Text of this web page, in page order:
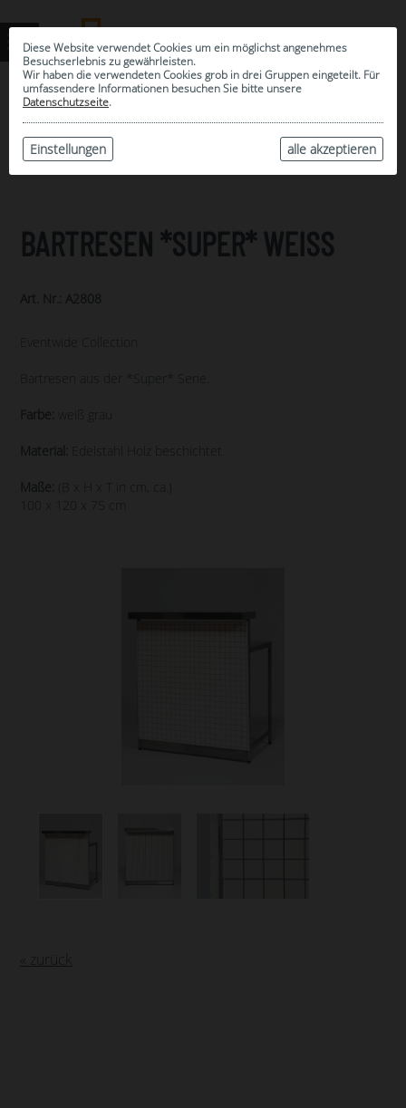
Diese Website verwendet Cookies um ein möglichst angenehmes
Besuchserlebnis zu gewährleisten.
Wir haben die verwendeten Cookies grob in drei Gruppen eingeteilt. Für
umfassendere Informationen besuchen Sie bitte unsere
Datenschutzseite.
alle akzeptieren
Einstellungen
ARCHIV
BARTRESEN *SUPER* WEISS
Art. Nr.: A2808
Eventwide Collection
Bartresen aus der *Super* Serie.
Farbe: weiß grau
Material: Edelstahl Holz beschichtet
Maße:
(B x H x T in cm, ca.)
100 x 120 x 75 cm
« zurück